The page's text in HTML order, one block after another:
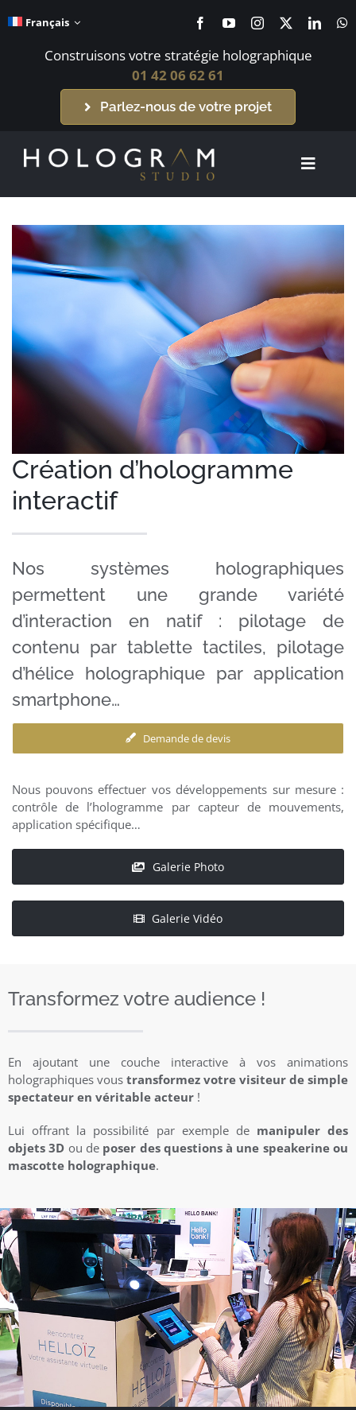
au
Français
Construisons votre stratégie holographique
01 42 06 62 61
Parlez-nous de votre projet
Toggle
Accueil
Systèmes holographiques
Contenus holographiques
Le Studio
Case Studies
Création d’hologramme
interactif
Nos systèmes holographiques
permettent une grande variété
d’interaction en natif : pilotage de
contenu par tablette tactiles, pilotage
d’hélice holographique par application
smartphone…
Demande de devis
Nous pouvons effectuer vos développements sur mesure :
contrôle de l’hologramme par capteur de mouvements,
application spécifique…
Galerie Photo
Galerie Vidéo
Transformez votre audience !
En ajoutant une couche interactive à vos animations
holographiques vous transformez votre visiteur de simple
spectateur en véritable acteur !
Lui offrant la possibilité par exemple de manipuler des
objets 3D ou de poser des questions à une speakerine ou
mascotte holographique.